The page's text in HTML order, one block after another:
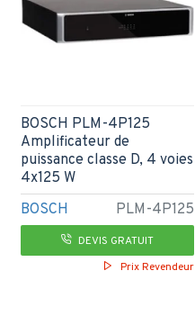
BOSCH PLM-4P125
BOSCH PLM-4P125
Amplificateur de
puissance classe D, 4 voies
4x125 W
DEVIS GRATUIT
Prix Revendeur